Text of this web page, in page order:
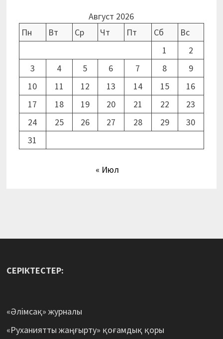
Август 2026
Пн
Вт Ср Чт Пт Сб
Вс
1
2
3
4 5 6 7 8
9
10
11 12 13 14 15
16
17
18 19 20 21 22
23
24
25 26 27 28 29
30
31
« Июл
СЕРІКТЕСТЕР:
«Әлімсақ» журналы
«Руханиятты жаңғырту» қоғамдық қоры